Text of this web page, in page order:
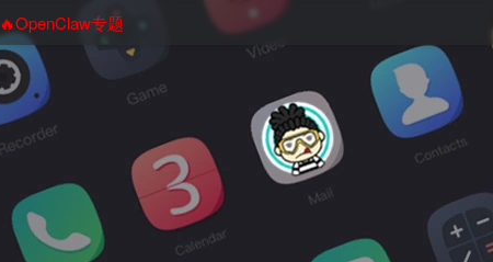
🔥OpenClaw专题